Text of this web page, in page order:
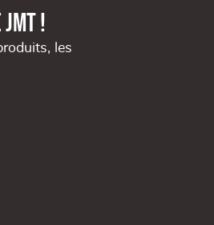
!
les